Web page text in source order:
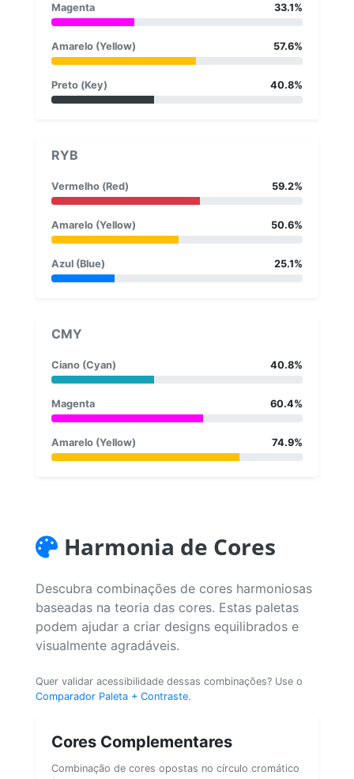
Magenta 33.1%
Amarelo (Yellow) 57.6%
Preto (Key) 40.8%
RYB
Vermelho (Red) 59.2%
Amarelo (Yellow) 50.6%
Azul (Blue) 25.1%
CMY
Ciano (Cyan) 40.8%
Magenta 60.4%
Amarelo (Yellow) 74.9%
Harmonia de Cores
Descubra combinações de cores harmoniosas
baseadas na teoria das cores. Estas paletas
podem ajudar a criar designs equilibrados e
visualmente agradáveis.
Quer validar acessibilidade dessas combinações? Use o
Comparador Paleta + Contraste.
Cores Complementares
Combinação de cores opostas no círculo cromático